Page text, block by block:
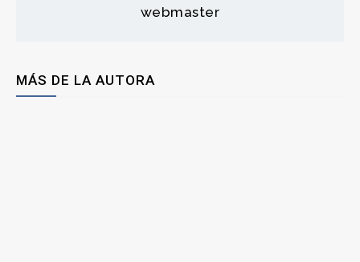
webmaster
MÁS DE LA AUTORA